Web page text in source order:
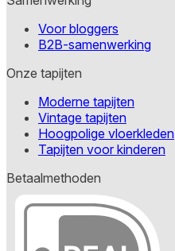
Voor bloggers
B2B-samenwerking
Onze tapijten
Moderne tapijten
Vintage tapijten
Hoogpolige vloerkleden
Tapijten voor kinderen
Betaalmethoden